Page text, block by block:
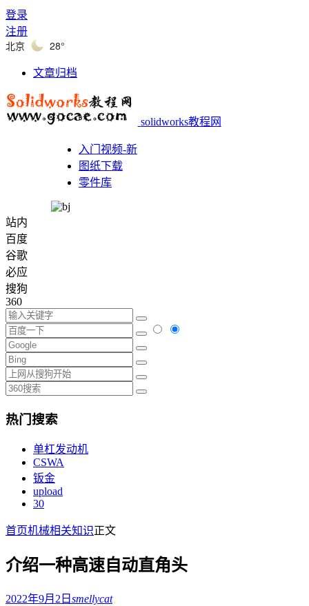
登录
注册
北京 28°
文章归档
solidworks教程网
入门视频-新
图纸下载
零件库
站内
百度
谷歌
必应
搜狗
360
热门搜索
单杠发动机
CSWA
钣金
upload
30
首页机械相关知识正文
介绍一种高速自动直角头
2022年9月2日 smellycat